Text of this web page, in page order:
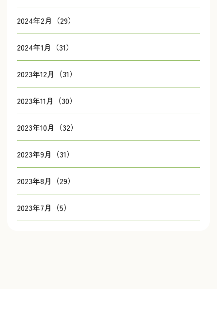
2024年2月（29）
2024年1月（31）
2023年12月（31）
2023年11月（30）
2023年10月（32）
2023年9月（31）
2023年8月（29）
2023年7月（5）